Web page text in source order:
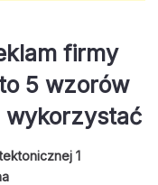
firmy
5 wzorów
wykorzystać
1